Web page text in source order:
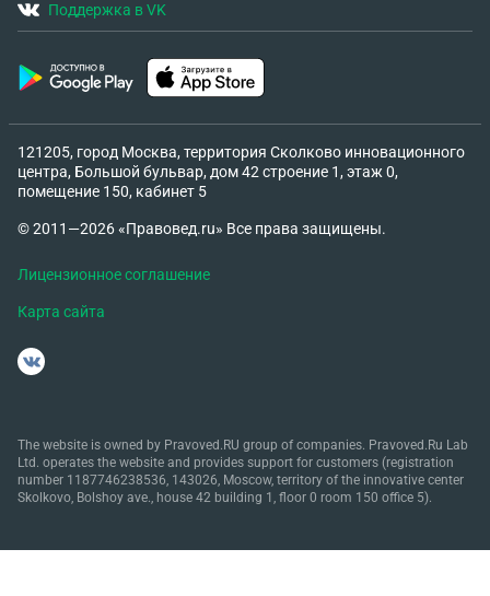
Поддержка в VK
121205, город Москва, территория Сколково инновационного
центра, Большой бульвар, дом 42 строение 1, этаж 0,
помещение 150, кабинет 5
© 2011—2026 «Правовед.ru» Все права защищены.
Лицензионное соглашение
Карта сайта
The website is owned by Pravoved.RU group of companies. Pravoved.Ru Lab
Ltd. operates the website and provides support for customers (registration
number 1187746238536, 143026, Moscow, territory of the innovative center
Skolkovo, Bolshoy ave., house 42 building 1, floor 0 room 150 office 5).